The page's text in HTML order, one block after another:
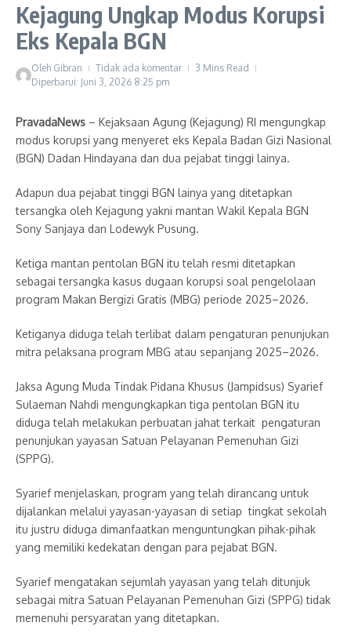
Kejagung Ungkap Modus Korupsi
Eks Kepala BGN
Oleh Gibran Tidak ada komentar
3 Mins Read
Diperbarui: Juni 3, 2026 8:25 pm
PravadaNews – Kejaksaan Agung (Kejagung) RI mengungkap
modus korupsi yang menyeret eks Kepala Badan Gizi Nasional
(BGN) Dadan Hindayana dan dua pejabat tinggi lainya.
Adapun dua pejabat tinggi BGN lainya yang ditetapkan
tersangka oleh Kejagung yakni mantan Wakil Kepala BGN
Sony Sanjaya dan Lodewyk Pusung.
Ketiga mantan pentolan BGN itu telah resmi ditetapkan
sebagai tersangka kasus dugaan korupsi soal pengelolaan
program Makan Bergizi Gratis (MBG) periode 2025–2026.
Ketiganya diduga telah terlibat dalam pengaturan penunjukan
mitra pelaksana program MBG atau sepanjang 2025–2026.
Jaksa Agung Muda Tindak Pidana Khusus (Jampidsus) Syarief
Sulaeman Nahdi mengungkapkan tiga pentolan BGN itu
diduga telah melakukan perbuatan jahat terkait pengaturan
penunjukan yayasan Satuan Pelayanan Pemenuhan Gizi
(SPPG).
Syarief menjelaskan, program yang telah dirancang untuk
dijalankan melalui yayasan-yayasan di setiap tingkat sekolah
itu justru diduga dimanfaatkan menguntungkan pihak-pihak
yang memiliki kedekatan dengan para pejabat BGN.
Syarief mengatakan sejumlah yayasan yang telah ditunjuk
sebagai mitra Satuan Pelayanan Pemenuhan Gizi (SPPG) tidak
memenuhi persyaratan yang ditetapkan.